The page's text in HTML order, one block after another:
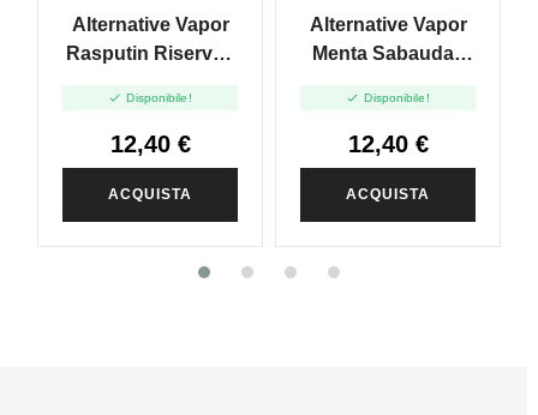
Alternative Vapor
Rasputin Riserva -
 Disponibile!
12,40 €
ACQUISTA
Alternative Vapor
Menta Sabauda -
 Disponibile!
12,40 €
ACQUISTA